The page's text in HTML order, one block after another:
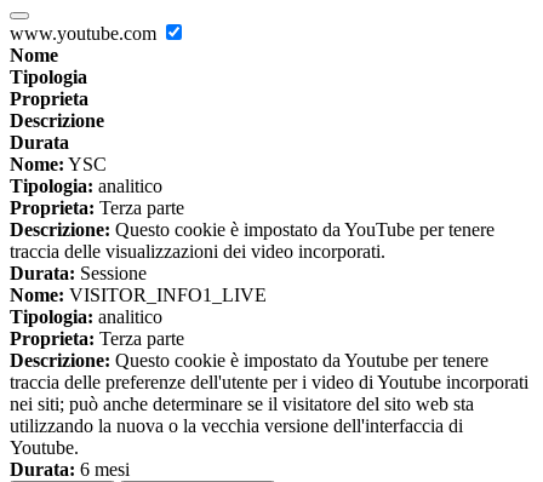
www.youtube.com
Nome
Tipologia
Proprieta
Descrizione
Durata
Nome: YSC
Tipologia: analitico
Proprieta: Terza parte
Descrizione: Questo cookie è impostato da YouTube per tenere
traccia delle visualizzazioni dei video incorporati.
Durata: Sessione
Nome: VISITOR_INFO1_LIVE
Tipologia: analitico
Proprieta: Terza parte
Descrizione: Questo cookie è impostato da Youtube per tenere
traccia delle preferenze dell'utente per i video di Youtube incorporati
nei siti; può anche determinare se il visitatore del sito web sta
utilizzando la nuova o la vecchia versione dell'interfaccia di
Youtube.
Durata: 6 mesi